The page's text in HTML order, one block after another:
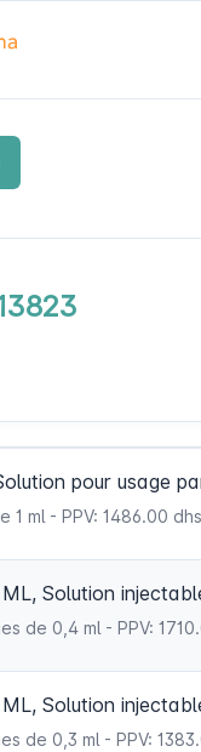
pour usage
1 ml - PPV: 1486.00
Solution
de 0,4 ml - PPV:
Solution
de 0,3 ml - PPV: